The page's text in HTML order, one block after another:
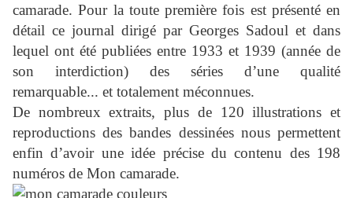
camarade. Pour la toute première fois est présenté en
détail ce journal dirigé par Georges Sadoul et dans
lequel ont été publiées entre 1933 et 1939 (année de
son interdiction) des séries d’une qualité
remarquable... et totalement méconnues.
De nombreux extraits, plus de 120 illustrations et
reproductions des bandes dessinées nous permettent
enfin d’avoir une idée précise du contenu des 198
numéros de Mon camarade.